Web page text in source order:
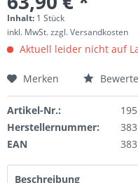
Inhalt: 1 Stück
inkl. MwSt.zzgl. Versandkosten
Aktuell leider nicht auf
Merken
Artikel-Nr.:
Herstellernummer:
EAN
Beschreibung